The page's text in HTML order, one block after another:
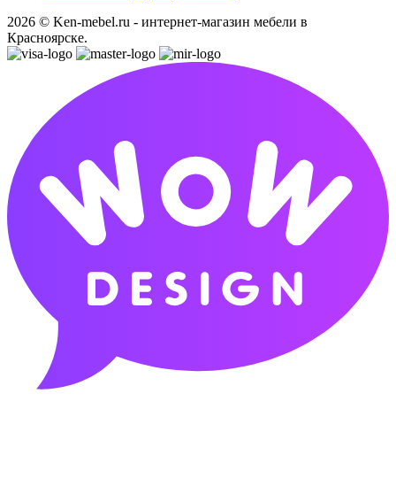
2026 © Ken-mebel.ru - интернет-магазин мебели в
Красноярске.